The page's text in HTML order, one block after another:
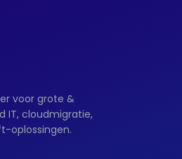
voor grote &
IT, cloudmigratie,
oplossingen.